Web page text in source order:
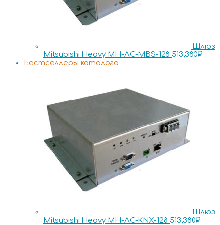
Шлюз
Mitsubishi Heavy MH-AC-MBS-128 513,380₽
Бестселлеры каталога
Шлюз
Mitsubishi Heavy MH-AC-KNX-128 513,380₽